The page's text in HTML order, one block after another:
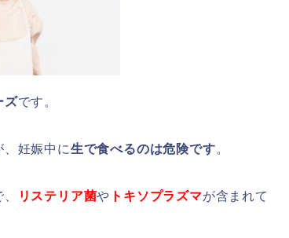
ズです。
妊娠中に生で食べるのは危険です。
リステリア菌や トキソプラズマが含まれて